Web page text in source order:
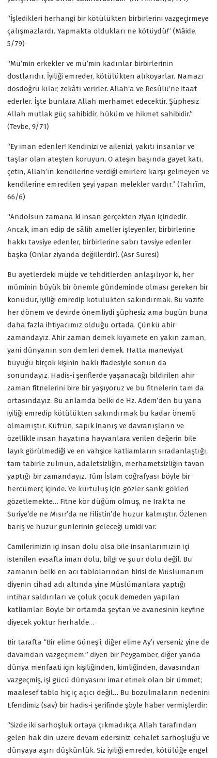
“İşledikleri herhangi bir kötülükten birbirlerini vazgeçirmeye
çalışmazlardı. Yapmakta oldukları ne kötüydü!” (Mâide,
5/79)
“Mü’min erkekler ve mü’min kadınlar birbirlerinin
dostlarıdır. İyiliği emreder, kötülükten alıkoyarlar. Namazı
dosdoğru kılar, zekâtı verirler. Allah’a ve Resûlü’ne itaat
ederler. İşte bunlara Allah merhamet edecektir. Şüphesiz
Allah mutlak güç sahibidir, hüküm ve hikmet sahibidir.”
(Tevbe, 9/71)
“Ey iman edenler! Kendinizi ve ailenizi, yakıtı insanlar ve
taşlar olan ateşten koruyun. O ateşin başında gayet katı,
çetin, Allah’ın kendilerine verdiği emirlere karşı gelmeyen ve
kendilerine emredilen şeyi yapan melekler vardır.” (Tahrîm,
66/6)
“Andolsun zamana ki insan gerçekten ziyan içindedir.
Ancak, iman edip de sâlih ameller işleyenler, birbirlerine
hakkı tavsiye edenler, birbirlerine sabrı tavsiye edenler
başka (Onlar ziyanda değillerdir). (Asr Suresi)
Bu ayetlerdeki müjde ve tehditlerden anlaşılıyor ki, her
müminin büyük bir önemle gündeminde olması gereken bir
konudur, iyiliği emredip kötülükten sakındırmak. Bu vazife
her dönem ve devirde önemliydi şüphesiz ama bugün buna
daha fazla ihtiyacımız olduğu ortada. Çünkü ahir
zamandayız. Ahir zaman demek kıyamete en yakın zaman,
yani dünyanın son demleri demek. Hatta maneviyat
büyüğü birçok kişinin haklı ifadesiyle sonun da
sonundayız. Hadis-i şeriflerde yaşanacağı bildirilen ahir
zaman fitnelerini bire bir yaşıyoruz ve bu fitnelerin tam da
ortasındayız. Bu anlamda belki de Hz. Adem’den bu yana
iyiliği emredip kötülükten sakındırmak bu kadar önemli
olmamıştır. Küfrün, sapık inanış ve davranışların ve
özellikle insan hayatına hayvanlara verilen değerin bile
layık görülmediği ve en vahşice katliamların sıradanlaştığı,
tam tabirle zulmün, adaletsizliğin, merhametsizliğin tavan
yaptığı bir zamandayız. Tüm İslam coğrafyası böyle bir
hercümerç içinde. Ve kurtuluş için gözler sanki gökleri
gözetlemekte… Fitne kör düğüm olmuş, ne Irak’ta ne
Suriye’de ne Mısır’da ne Filistin’de huzur kalmıştır. Özlenen
barış ve huzur günlerinin geleceği ümidi var.
Camilerimizin içi insan dolu olsa bile insanlarımızın içi
istenilen evsafta iman dolu, bilgi ve şuur dolu değil. Bu
zamanın belki en acı tablolarından birisi de Müslümanım
diyenin cihad adı altında yine Müslümanlara yaptığı
intihar saldırıları ve çoluk çocuk demeden yapılan
katliamlar. Böyle bir ortamda şeytan ve avanesinin keyfine
diyecek yoktur herhalde…
Bir tarafta “Bir elime Güneş’i, diğer elime Ay’ı verseniz yine de
davamdan vazgeçmem.” diyen bir Peygamber, diğer yanda
dünya menfaati için kişiliğinden, kimliğinden, davasından
vazgeçmiş, işi gücü dünyasını imar etmek olan bir ümmet;
maalesef tablo hiç iç açıcı değil… Bu bozulmaların nedenini
Efendimiz (sav) bir hadis-i şerifinde şöyle haber vermişlerdir:
“Sizde iki sarhoşluk ortaya çıkmadıkça Allah tarafından
gelen hak din üzere devam edersiniz: cehalet sarhoşluğu ve
dünyaya aşırı düşkünlük. Siz iyiliği emreder, kötülüğe engel